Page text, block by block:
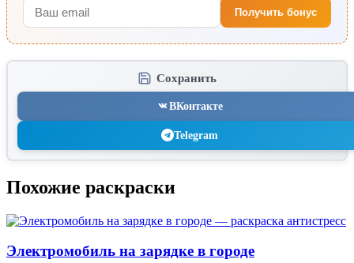
Получить бонус
Сохранить
ВКонтакте
Telegram
Похожие раскраски
Электромобиль на зарядке в городе